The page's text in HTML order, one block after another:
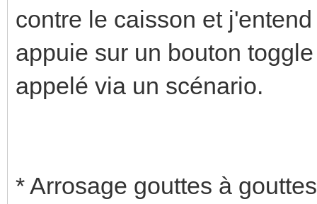
contre le caisson et
appuie sur un bouton
appelé via un scénario.
* Arrosage gouttes à